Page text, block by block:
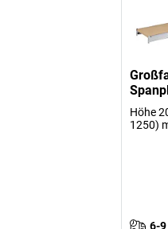
Höhe
1250)
6-